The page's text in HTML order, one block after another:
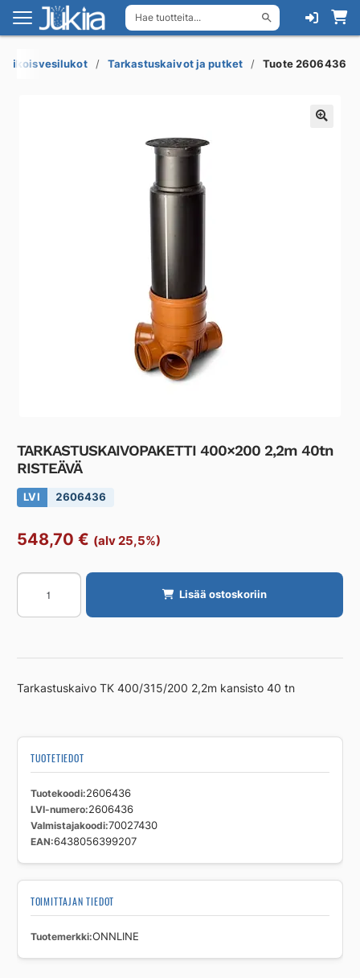
Hae tuotteita...
Siirry
navigointiin
Siirry
sisältöön
Tarkastuskaivot ja putket Tuote 2606436
TARKASTUSKAIVOPAKETTI 400×200 2,2m 40tn
RISTEÄVÄ
LVI 2606436
548,70 € (alv 25,5%)
TARKASTUSKAIVOPAKETTI
400x200
2,2m
RISTEÄVÄ
Lisää ostoskoriin
Tarkastuskaivo TK 400/315/200 2,2m kansisto 40 tn
TUOTETIEDOT
Tuotekoodi 2606436
LVI-numero 2606436
Valmistajakoodi 70027430
EAN 6438056399207
TOIMITTAJAN TIEDOT
Tuotemerkki ONNLINE